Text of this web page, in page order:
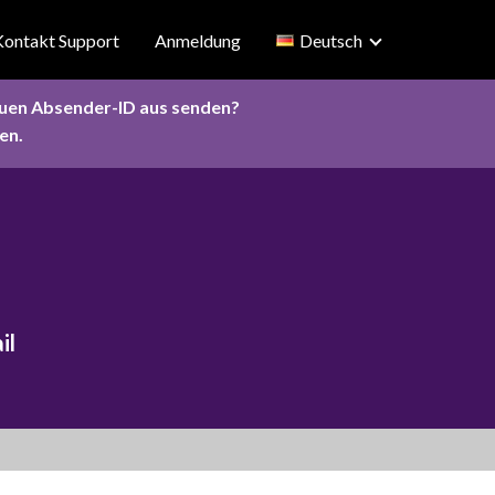
Support Anmeldung Deutsch
Absender-ID aus senden?